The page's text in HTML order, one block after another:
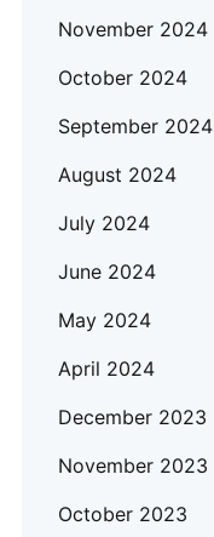
November 2024
October 2024
September 2024
August 2024
July 2024
June 2024
May 2024
April 2024
December 2023
November 2023
October 2023